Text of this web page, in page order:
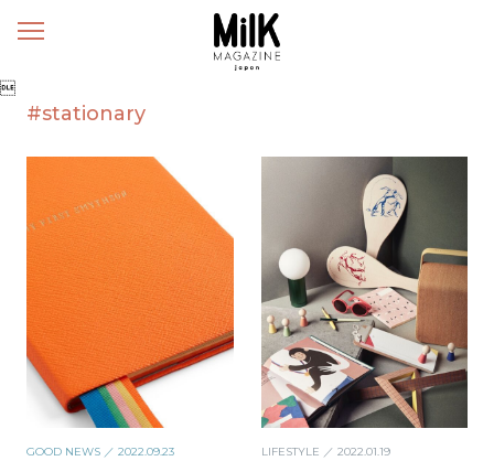
メ

#stationary
GOOD NEWS ／ 2022.09.23 LIFESTYLE ／ 2022.01.19